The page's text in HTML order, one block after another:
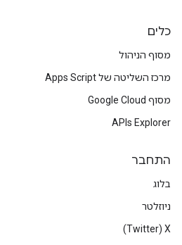
כלים
מסוף הניהול
מרכז השליטה של Apps Script
מסוף Google Cloud
APIs Explorer
התחבר
בלוג
ניוזלטר
X‏ (Twitter)